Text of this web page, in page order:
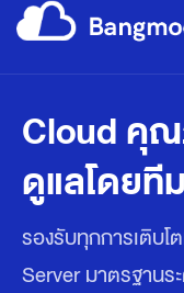
Cloud คุ
ดูแลโดยที
รองรับทุกการเติบ
Server มาตรฐานร